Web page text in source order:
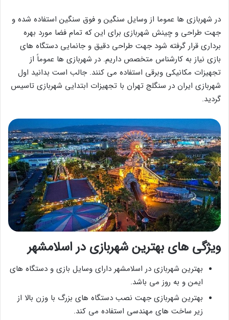
در شهربازی ها عموما از وسایل سنگین و فوق سنگین استفاده شده و
جهت طراحی و چینش شهربازی برای این که تمام فضا مورد بهره
برداری قرار گرفته شود جهت طراحی دقیق و جانمایی دستگاه های
بازی نیاز به کارشناس متخصص داریم. در شهربازی ها عموماً از
تجهیزات مکانیکی وبرقی استفاده می کنند. جالب است بدانید اول
شهربازی ایران در سنگلج تهران با تجهیزات ابتدایی شهربازی تاسیس
گردید.
ویژگی های بهترین شهربازی در اسلامشهر
بهترین شهربازی در اسلامشهر دارای وسایل بازی و دستگاه های
ایمن و به روز می باشد.
بهترین شهربازی جهت نصب دستگاه های بزرگ با وزن بالا از
زیر ساخت های مهندسی استفاده می کند.